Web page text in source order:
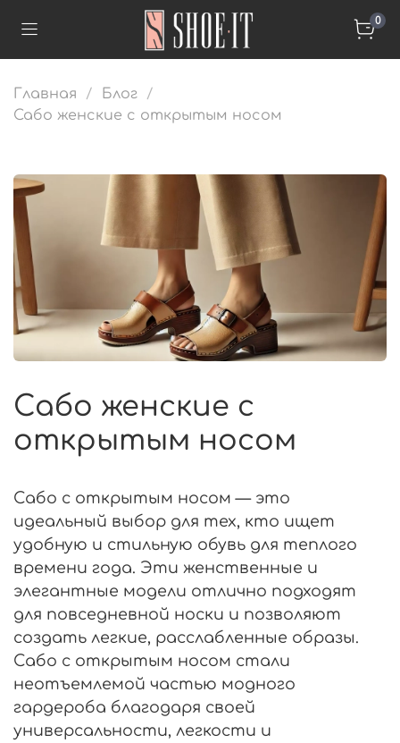
0
Главная
Блог
Сабо женские с открытым носом
Сабо женские с
открытым носом
Сабо с открытым носом — это
идеальный выбор для тех, кто ищет
удобную и стильную обувь для теплого
времени года. Эти женственные и
элегантные модели отлично подходят
для повседневной носки и позволяют
создать легкие, расслабленные образы.
Сабо с открытым носом стали
неотъемлемой частью модного
гардероба благодаря своей
универсальности, легкости и